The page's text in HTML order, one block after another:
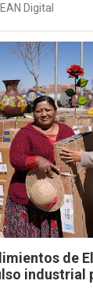
EAN Digital
de
industrial